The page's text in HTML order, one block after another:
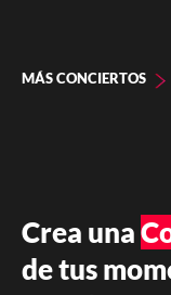
MÁS CONCIERTOS
Crea una
de tus